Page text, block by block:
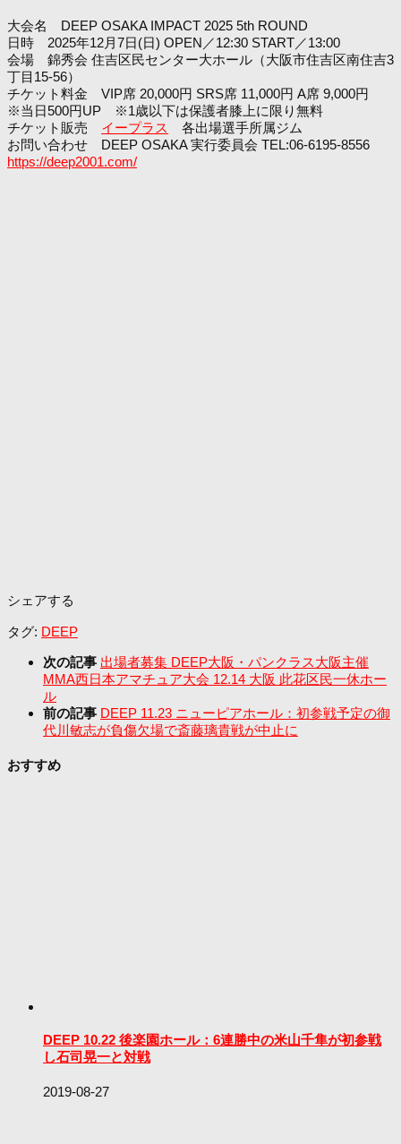
大会名 DEEP OSAKA IMPACT 2025 5th ROUND
日時 2025年12月7日(日) OPEN／12:30 START／13:00
会場 錦秀会 住吉区民センター大ホール（大阪市住吉区南住吉3
丁目15-56）
チケット料金 VIP席 20,000円 SRS席 11,000円 A席 9,000円
※当日500円UP ※1歳以下は保護者膝上に限り無料
チケット販売 イープラス
各出場選手所属ジム
お問い合わせ DEEP OSAKA 実行委員会 TEL:06-6195-8556
https://deep2001.com/
シェアする
タグ: DEEP
次の記事 出場者募集 DEEP大阪・パンクラス大阪主催
MMA西日本アマチュア大会 12.14 大阪 此花区民一休ホー
ル
前の記事 DEEP 11.23 ニューピアホール：初参戦予定の御
代川敏志が負傷欠場で斎藤璃貴戦が中止に
おすすめ
DEEP 10.22 後楽園ホール：6連勝中の米山千隼が初参戦
し石司晃一と対戦
2019-08-27